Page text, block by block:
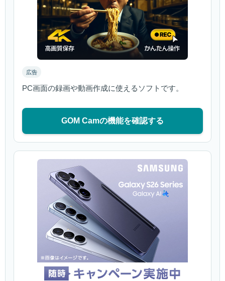
広告
PC画面の録画や動画作成に使えるソフトです。
GOM Camの機能を確認する